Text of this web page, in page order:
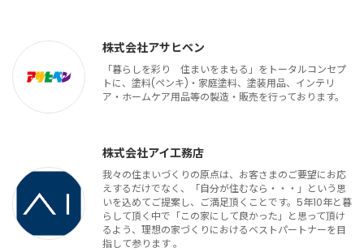
株式会社アサヒペン
「暮らしを彩り 住まいをまもる」をトータルコンセプ
トに、塗料(ペンキ)・家庭塗料、塗装用品、インテリ
ア・ホームケア用品等の製造・販売を行っております。
株式会社アイ工務店
我々の住まいづくりの原点は、お客さまのご要望にお応
えするだけでなく、「自分が住むなら・・・」という思
いを込めてご提案し、ご満足頂くことです。5年10年と暮
らして頂く中で「この家にして良かった」と思って頂け
るよう、理想の家づくりにおけるベストパートナーを目
指して参ります 。